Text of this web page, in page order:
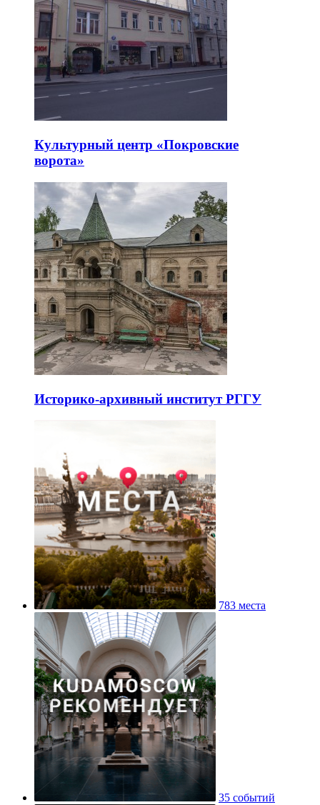
Культурный центр «Покровские
ворота»
Историко-архивный институт РГГУ
783 места
35 событий